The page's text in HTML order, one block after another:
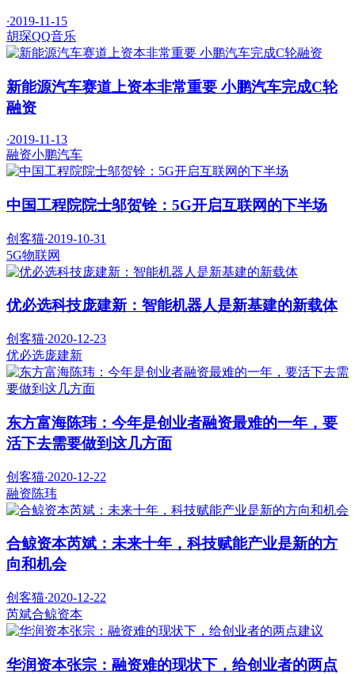
·2019-11-15
胡琛QQ音乐
新能源汽车赛道上资本非常重要 小鹏汽车完成C轮
融资
·2019-11-13
融资小鹏汽车
中国工程院院士邬贺铨：5G开启互联网的下半场
创客猫·2019-10-31
5G物联网
优必选科技庞建新：智能机器人是新基建的新载体
创客猫·2020-12-23
优必选庞建新
东方富海陈玮：今年是创业者融资最难的一年，要
活下去需要做到这几方面
创客猫·2020-12-22
融资陈玮
合鲸资本芮斌：未来十年，科技赋能产业是新的方
向和机会
创客猫·2020-12-22
芮斌合鲸资本
华润资本张宗：融资难的现状下，给创业者的两点